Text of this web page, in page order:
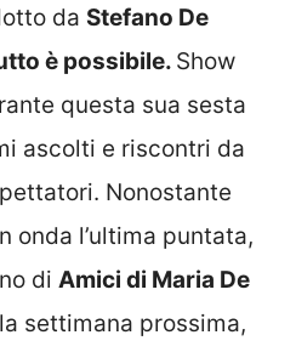
da Stefano De
è possibile. Show
questa sua sesta
ascolti e riscontri da
Nonostante
onda l’ultima puntata,
di Amici di Maria De
settimana prossima,